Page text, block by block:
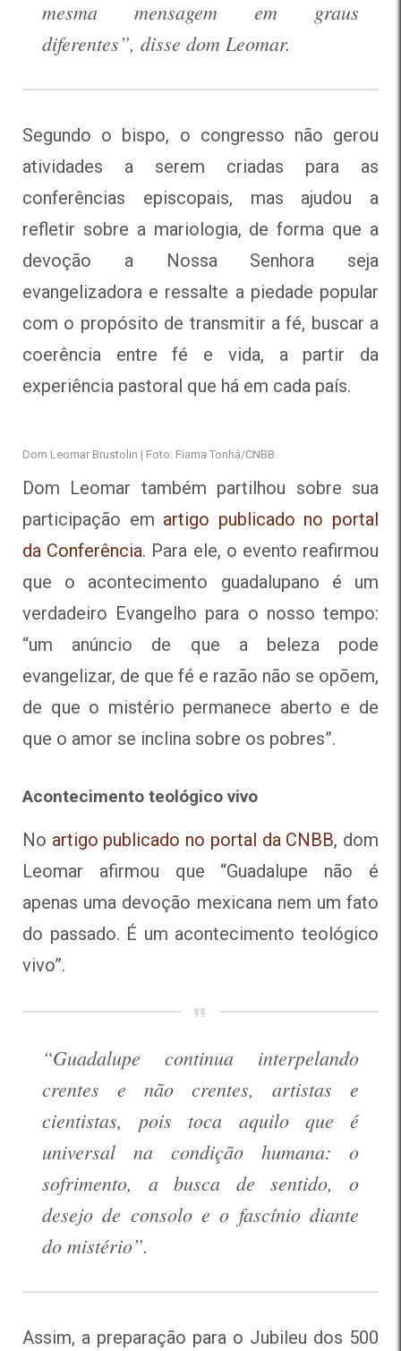
mesma mensagem em graus
diferentes”, disse dom Leomar.
Segundo o bispo, o congresso não gerou
atividades a serem criadas para as
conferências episcopais, mas ajudou a
refletir sobre a mariologia, de forma que a
devoção a Nossa Senhora seja
evangelizadora e ressalte a piedade popular
com o propósito de transmitir a fé, buscar a
coerência entre fé e vida, a partir da
experiência pastoral que há em cada país.
Dom Leomar Brustolin | Foto: Fiama Tonhá/CNBB
Dom Leomar também partilhou sobre sua
participação em artigo publicado no portal
da Conferência. Para ele, o evento reafirmou
que o acontecimento guadalupano é um
verdadeiro Evangelho para o nosso tempo:
“um anúncio de que a beleza pode
evangelizar, de que fé e razão não se opõem,
de que o mistério permanece aberto e de
que o amor se inclina sobre os pobres”.
Acontecimento teológico vivo
No artigo publicado no portal da CNBB, dom
Leomar afirmou que “Guadalupe não é
apenas uma devoção mexicana nem um fato
do passado. É um acontecimento teológico
vivo”.
“Guadalupe continua interpelando
crentes e não crentes, artistas e
cientistas, pois toca aquilo que é
universal na condição humana: o
sofrimento, a busca de sentido, o
desejo de consolo e o fascínio diante
do mistério”.
Assim, a preparação para o Jubileu dos 500